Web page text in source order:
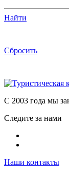
Найти
Сбросить
C 2003 года мы
Следите за нами
Наши контакты